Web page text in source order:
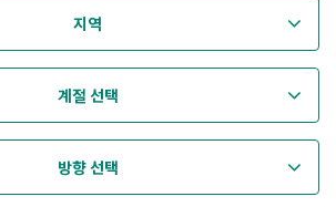
지역
계절 선택
방향 선택